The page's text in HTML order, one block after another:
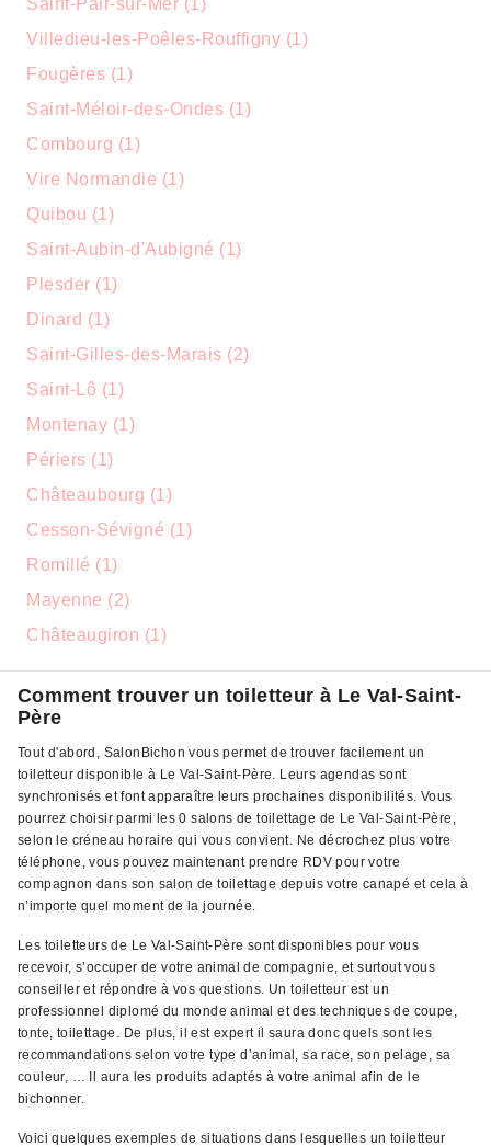
Saint-Pair-sur-Mer (1)
Villedieu-les-Poêles-Rouffigny (1)
Fougères (1)
Saint-Méloir-des-Ondes (1)
Combourg (1)
Vire Normandie (1)
Quibou (1)
Saint-Aubin-d'Aubigné (1)
Plesder (1)
Dinard (1)
Saint-Gilles-des-Marais (2)
Saint-Lô (1)
Montenay (1)
Périers (1)
Châteaubourg (1)
Cesson-Sévigné (1)
Romillé (1)
Mayenne (2)
Châteaugiron (1)
Comment trouver un toiletteur à Le Val-Saint-
Père
Tout d'abord, SalonBichon vous permet de trouver facilement un
toiletteur disponible à Le Val-Saint-Père. Leurs agendas sont
synchronisés et font apparaître leurs prochaines disponibilités. Vous
pourrez choisir parmi les 0 salons de toilettage de Le Val-Saint-Père,
selon le créneau horaire qui vous convient. Ne décrochez plus votre
téléphone, vous pouvez maintenant prendre RDV pour votre
compagnon dans son salon de toilettage depuis votre canapé et cela à
n’importe quel moment de la journée.
Les toiletteurs de Le Val-Saint-Père sont disponibles pour vous
recevoir, s’occuper de votre animal de compagnie, et surtout vous
conseiller et répondre à vos questions. Un toiletteur est un
professionnel diplomé du monde animal et des techniques de coupe,
tonte, toilettage. De plus, il est expert il saura donc quels sont les
recommandations selon votre type d’animal, sa race, son pelage, sa
couleur, … Il aura les produits adaptés à votre animal afin de le
bichonner.
Voici quelques exemples de situations dans lesquelles un toiletteur